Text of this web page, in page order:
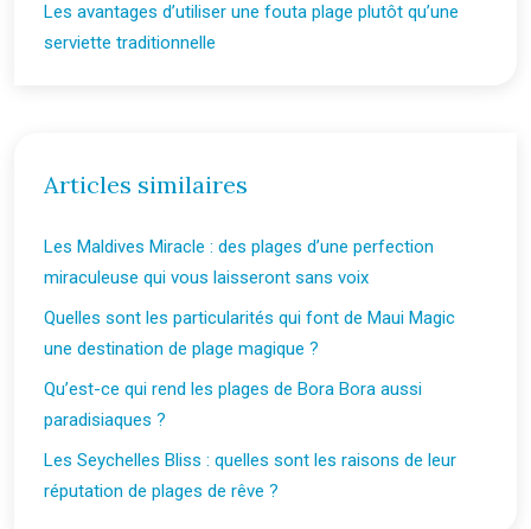
Les avantages d’utiliser une fouta plage plutôt qu’une
serviette traditionnelle
Articles similaires
Les Maldives Miracle : des plages d’une perfection
miraculeuse qui vous laisseront sans voix
Quelles sont les particularités qui font de Maui Magic
une destination de plage magique ?
Qu’est-ce qui rend les plages de Bora Bora aussi
paradisiaques ?
Les Seychelles Bliss : quelles sont les raisons de leur
réputation de plages de rêve ?